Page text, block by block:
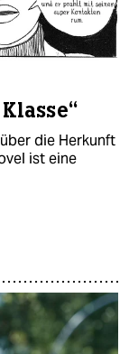
die Herkunft
ist eine